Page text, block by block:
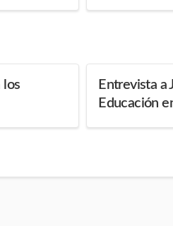
los
Entrevista a
Educación